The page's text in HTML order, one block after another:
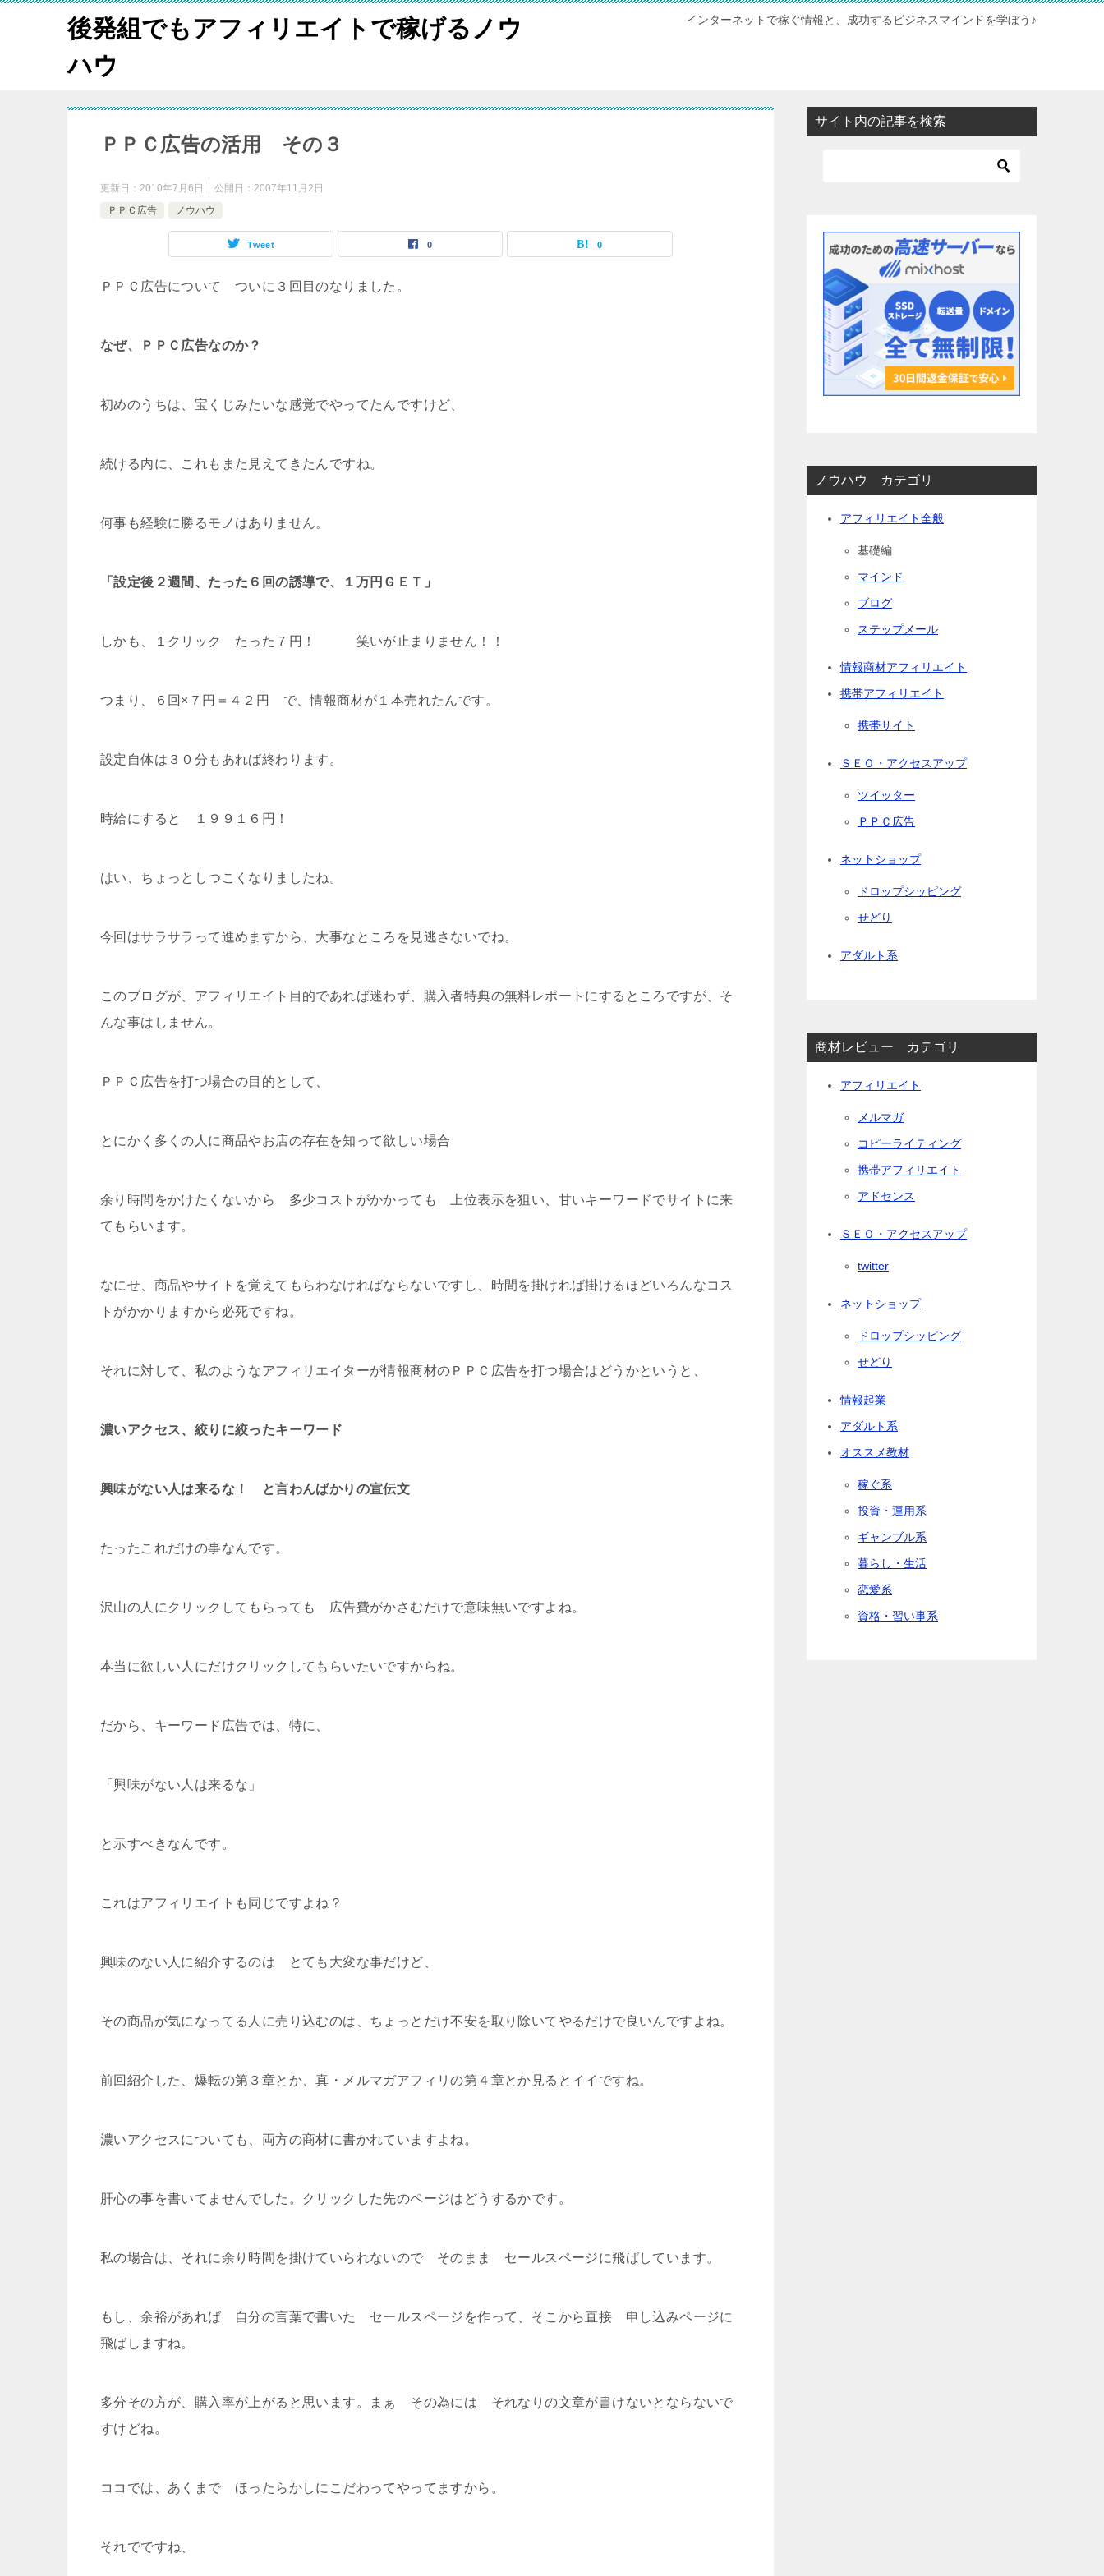
後発組でもアフィリエイトで稼げるノウ
ハウ
インターネットで稼ぐ情報と、成功するビジネスマインドを学ぼう♪
ＰＰＣ広告の活用 その３
更新日： 2010年7月6日 公開日： 2007年11月2日
ＰＰＣ広告
ノウハウ
Tweet 0 0
ＰＰＣ広告について ついに３回目のなりました。
なぜ、ＰＰＣ広告なのか？
初めのうちは、宝くじみたいな感覚でやってたんですけど、
続ける内に、これもまた見えてきたんですね。
何事も経験に勝るモノはありません。
「設定後２週間、たった６回の誘導で、１万円ＧＥＴ」
しかも、１クリック たった７円！ 笑いが止まりません！！
つまり、６回×７円＝４２円 で、情報商材が１本売れたんです。
設定自体は３０分もあれば終わります。
時給にすると １９９１６円！
はい、ちょっとしつこくなりましたね。
今回はサラサラって進めますから、大事なところを見逃さないでね。
このブログが、アフィリエイト目的であれば迷わず、購入者特典の無料レポートにするところですが、そ
んな事はしません。
ＰＰＣ広告を打つ場合の目的として、
とにかく多くの人に商品やお店の存在を知って欲しい場合
余り時間をかけたくないから 多少コストがかかっても 上位表示を狙い、甘いキーワードでサイトに来
てもらいます。
なにせ、商品やサイトを覚えてもらわなければならないですし、時間を掛ければ掛けるほどいろんなコス
トがかかりますから必死ですね。
それに対して、私のようなアフィリエイターが情報商材のＰＰＣ広告を打つ場合はどうかというと、
濃いアクセス、絞りに絞ったキーワード
興味がない人は来るな！ と言わんばかりの宣伝文
たったこれだけの事なんです。
沢山の人にクリックしてもらっても 広告費がかさむだけで意味無いですよね。
本当に欲しい人にだけクリックしてもらいたいですからね。
だから、キーワード広告では、特に、
「興味がない人は来るな」
と示すべきなんです。
これはアフィリエイトも同じですよね？
興味のない人に紹介するのは とても大変な事だけど、
その商品が気になってる人に売り込むのは、ちょっとだけ不安を取り除いてやるだけで良いんですよね。
前回紹介した、爆転の第３章とか、真・メルマガアフィリの第４章とか見るとイイですね。
濃いアクセスについても、両方の商材に書かれていますよね。
肝心の事を書いてませんでした。クリックした先のページはどうするかです。
私の場合は、それに余り時間を掛けていられないので そのまま セールスページに飛ばしています。
もし、余裕があれば 自分の言葉で書いた セールスページを作って、そこから直接 申し込みページに
飛ばしますね。
多分その方が、購入率が上がると思います。まぁ その為には それなりの文章が書けないとならないで
すけどね。
ココでは、あくまで ほったらかしにこだわってやってますから。
それでですね、
サイト内の記事を検索
ノウハウ カテゴリ
アフィリエイト全般
基礎編
マインド
ブログ
ステップメール
情報商材アフィリエイト
携帯アフィリエイト
携帯サイト
ＳＥＯ・アクセスアップ
ツイッター
ＰＰＣ広告
ネットショップ
ドロップシッピング
せどり
アダルト系
商材レビュー カテゴリ
アフィリエイト
メルマガ
コピーライティング
携帯アフィリエイト
アドセンス
ＳＥＯ・アクセスアップ
twitter
ネットショップ
ドロップシッピング
せどり
情報起業
アダルト系
オススメ教材
稼ぐ系
投資・運用系
ギャンブル系
暮らし・生活
恋愛系
資格・習い事系